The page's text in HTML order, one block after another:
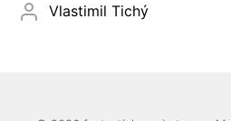
Vlastimil Tichý